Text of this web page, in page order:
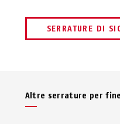
SERRATURE DI
Altre serrature per